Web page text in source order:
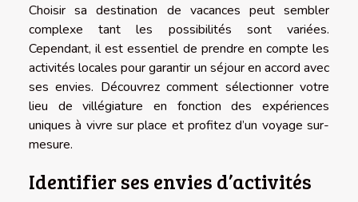
Choisir sa destination de vacances peut sembler
complexe tant les possibilités sont variées.
Cependant, il est essentiel de prendre en compte les
activités locales pour garantir un séjour en accord avec
ses envies. Découvrez comment sélectionner votre
lieu de villégiature en fonction des expériences
uniques à vivre sur place et profitez d’un voyage sur-
mesure.
Identifier ses envies d’activités